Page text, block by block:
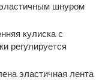
шнуром
кулиска с
регулируется
эластичная лента